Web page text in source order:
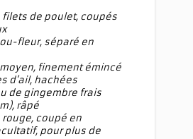
filets de poulet, coupés
fleur, séparé en
moyen, finement émincé
d’ail, hachées
de gingembre frais
râpé
rouge, coupé en
pour plus de